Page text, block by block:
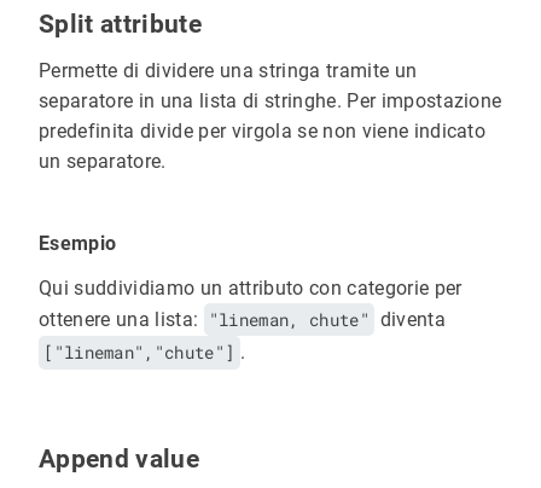
Split attribute
Permette di dividere una stringa tramite un
separatore in una lista di stringhe. Per impostazione
predefinita divide per virgola se non viene indicato
un separatore.
Esempio
Qui suddividiamo un attributo con categorie per
ottenere una lista:
"lineman, chute" diventa
["lineman","chute"] .
Append value